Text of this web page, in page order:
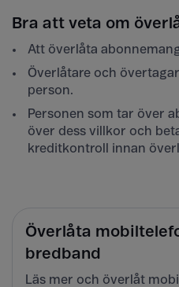
Bra att veta om
Att överlåta
Överlåtare och
person.
Personen som tar över
över dess villkor och
kreditkontroll innan
Överlåta
bredband
Läs mer och överlåt